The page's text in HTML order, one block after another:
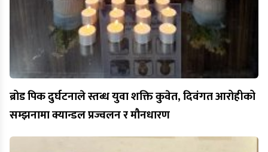
ब्रोड पिक दुर्घटनाले स्तब्ध युवा शक्ति कुवेत, दिवंगत आरोहीको
सम्झनामा क्यान्डल प्रज्वलन र मौनधारण